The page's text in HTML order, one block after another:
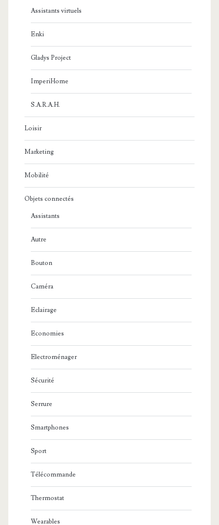
Assistants virtuels
Enki
Gladys Project
ImperiHome
S.A.R.A.H.
Loisir
Marketing
Mobilité
Objets connectés
Assistants
Autre
Bouton
Caméra
Eclairage
Economies
Electroménager
Sécurité
Serrure
Smartphones
Sport
Télécommande
Thermostat
Wearables